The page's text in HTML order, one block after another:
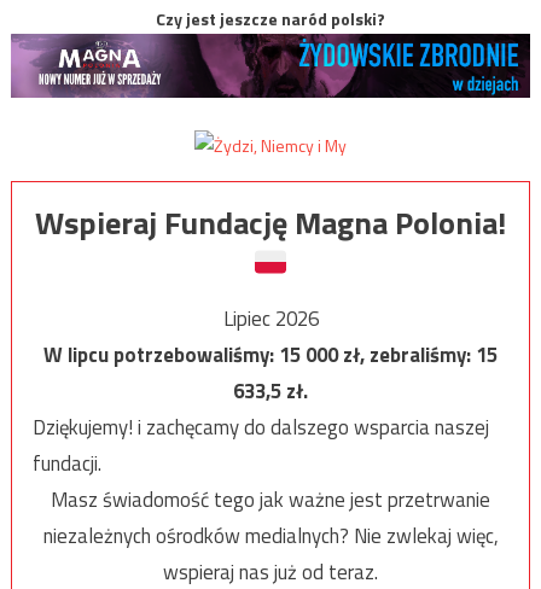
Czy jest jeszcze naród polski?
Wspieraj Fundację Magna Polonia!
Lipiec 2026
W lipcu potrzebowaliśmy:15 000zł, zebraliśmy:15
633,5zł.
Dziękujemy! i zachęcamy do dalszego wsparcia naszej
fundacji.
Masz świadomość tego jak ważne jest przetrwanie
niezależnych ośrodków medialnych? Nie zwlekaj więc,
wspieraj nas już od teraz.